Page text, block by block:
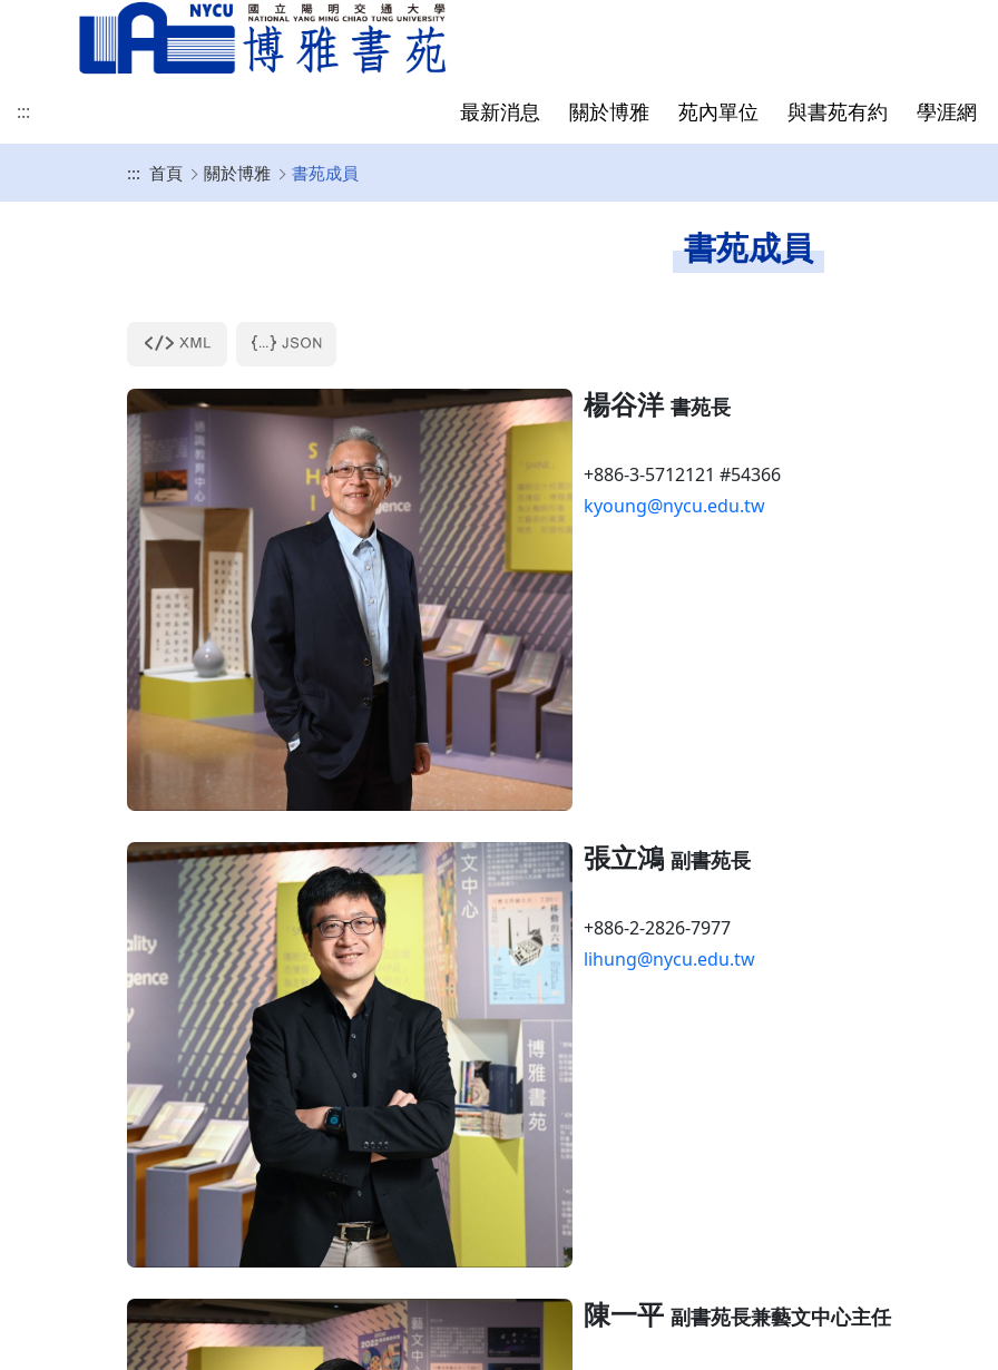
::: 最新消息 關於博雅
書苑成員
苑內單位
社群與永續教育中心 人文科學中心
與書苑有約
提問與建議
學涯網
學習地圖
博雅跨域社群 課程時間表
聯絡我們-地圖 聯絡我們-意見回饋
::: 首頁 關於博雅 書苑成員
書苑成員
楊谷洋 書苑長
+886-3-5712121 #54366
kyoung@nycu.edu.tw
張立鴻 副書苑長
+886-2-2826-7977
lihung@nycu.edu.tw
陳一平 副書苑長兼藝文中心主任